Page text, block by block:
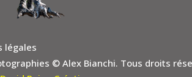
légales
© Alex Bianchi. Tous droits